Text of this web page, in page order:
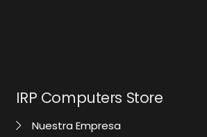
IRP Computers Store
Nuestra Empresa